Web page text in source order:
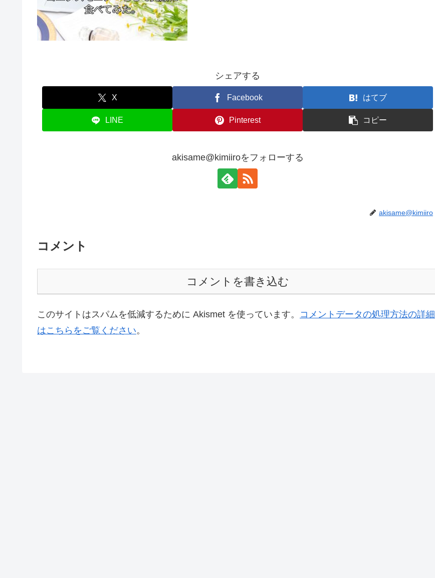
シェアする
X Facebook はてブ
LINE Pinterest コピー
akisame@kimiiroをフォローする
akisame@kimiiro
コメント
コメントを書き込む
このサイトはスパムを低減するために Akismet を使っています。 コメントデータの処理方法の詳細
はこちらをご覧ください。